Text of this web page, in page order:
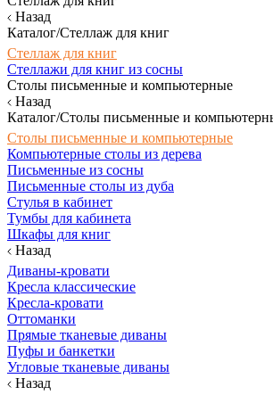
Назад
Каталог/Стеллаж для книг
Стеллаж для книг
Стеллажи для книг из сосны
Столы письменные и компьютерные
Назад
Каталог/Столы письменные и
Столы письменные и компьютерные
Компьютерные столы из дерева
Письменные из сосны
Письменные столы из дуба
Стулья в кабинет
Тумбы для кабинета
Шкафы для книг
Назад
Диваны-кровати
Кресла классические
Кресла-кровати
Оттоманки
Прямые тканевые диваны
Пуфы и банкетки
Угловые тканевые диваны
Назад